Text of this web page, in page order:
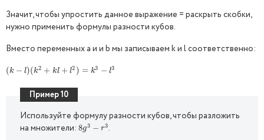
Значит, чтобы упростить данное выражение = раскрыть скобки,
нужно применить формулы разности кубов.
Вместо переменных a и и b мы записываем k и l соответственно:
(k − l)(k2 + kl + l2 ) = k3 − l3
(k−l) (k2+k l+l 2) =k3−l 3
Пример 10
Используйте формулу разности кубов, чтобы разложить
на множители: 8g3 − r3
8g3 −r 3 .